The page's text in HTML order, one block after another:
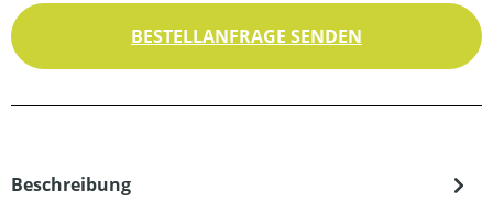
BESTELLANFRAGE SENDEN
Beschreibung